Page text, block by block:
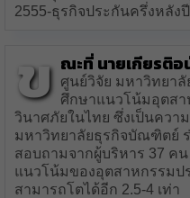
2555-ธุรกิจประกันครึ่งหลัง
ข ณะที่ นายเกียรติ
ศูนย์วิจัย มหาวิทยา
ศึกษาแนวโน้มอุตส
วินาศภัยในไทย ซึ่งเป็นควา
มหาวิทยาลัยธุรกิจบัณฑิตย์
สอบถามจากผู้บริหาร 37 ค
แนวโน้มของอุตสาหกรรมป
สามารถโตได้อีก 2.5-4 เท่า